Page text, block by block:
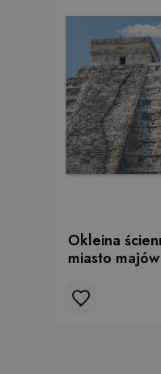
Okleina
miasto majów